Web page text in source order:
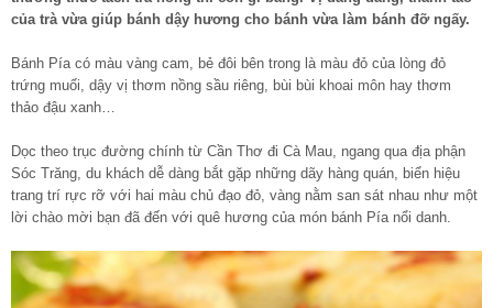
của trà vừa giúp bánh dậy hương cho bánh vừa làm bánh đỡ ngấy.
Bánh Pía có màu vàng cam, bẻ đôi bên trong là màu đỏ của lòng đỏ
trứng muối, dậy vị thơm nồng sầu riêng, bùi bùi khoai môn hay thơm
thảo đậu xanh…
Dọc theo trục đường chính từ Cần Thơ đi Cà Mau, ngang qua địa phận
Sóc Trăng, du khách dễ dàng bắt gặp những dãy hàng quán, biển hiệu
trang trí rực rỡ với hai màu chủ đạo đỏ, vàng nằm san sát nhau như một
lời chào mời bạn đã đến với quê hương của món bánh Pía nổi danh.